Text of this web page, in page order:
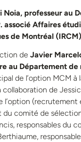
Noia, professeur au
associé Affaires
de Montréal (IRCM)
de Javier
au Département de
de l’option MCM à
collaboration de
l’option (recrutement
du comité de
responsables du